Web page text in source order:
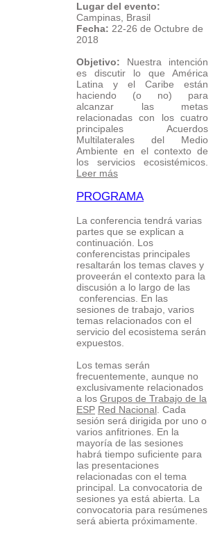
Lugar del evento:
Campinas, Brasil
Fecha: 22-26 de Octubre de
2018
Objetivo: Nuestra intención
es discutir lo que América
Latina y el Caribe están
haciendo (o no) para
alcanzar las metas
relacionadas con los cuatro
principales Acuerdos
Multilaterales del Medio
Ambiente en el contexto de
los servicios ecosistémicos.
Leer más
PROGRAMA
La conferencia tendrá varias
partes que se explican a
continuación. Los
conferencistas principales
resaltarán los temas claves y
proveerán el contexto para la
discusión a lo largo de las
conferencias. En las
sesiones de trabajo, varios
temas relacionados con el
servicio del ecosistema serán
expuestos.
Los temas serán
frecuentemente, aunque no
exclusivamente relacionados
a los Grupos de Trabajo de la
ESP Red Nacional . Cada
sesión será dirigida por uno o
varios anfitriones. En la
mayoría de las sesiones
habrá tiempo suficiente para
las presentaciones
relacionadas con el tema
principal. La convocatoria de
sesiones ya está abierta. La
convocatoria para resúmenes
será abierta próximamente.